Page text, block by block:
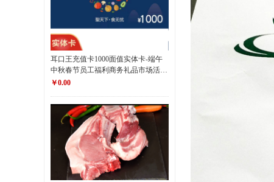
耳口王充值卡1000面值实体卡-端午
中秋春节员工福利商务礼品市场活动
-耳口王
￥0.00